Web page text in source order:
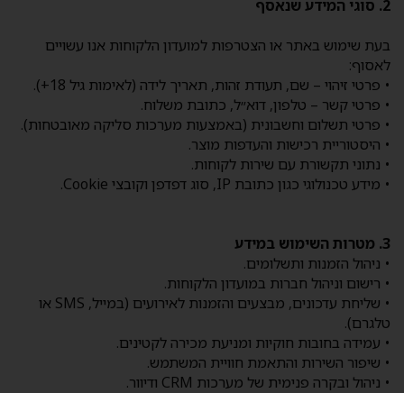
2. סוגי המידע שנאסף
בעת שימוש באתר או הצטרפות למועדון הלקוחות אנו עשויים
לאסוף:
• פרטי זיהוי – שם, תעודת זהות, תאריך לידה (לאימות גיל 18+).
• פרטי קשר – טלפון, דוא״ל, כתובת משלוח.
• פרטי תשלום וחשבונית (באמצעות מערכות סליקה מאובטחות).
• היסטוריית רכישות והעדפות מוצר.
• נתוני תקשורת עם שירות לקוחות.
• מידע טכנולוגי כגון כתובת IP, סוג דפדפן וקובצי Cookie.
3. מטרות השימוש במידע
• ניהול הזמנות ותשלומים.
• רישום וניהול חברות במועדון הלקוחות.
• שליחת עדכונים, מבצעים והזמנות לאירועים (במייל, SMS או
טלגרם).
• עמידה בחובות חוקיות ומניעת מכירה לקטינים.
• שיפור השירות והתאמת חוויית המשתמש.
• ניהול ובקרה פנימית של מערכות CRM ודיוור.